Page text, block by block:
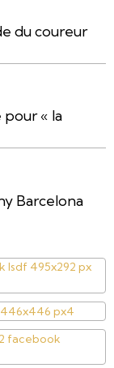
du coureur
« la
Barcelona